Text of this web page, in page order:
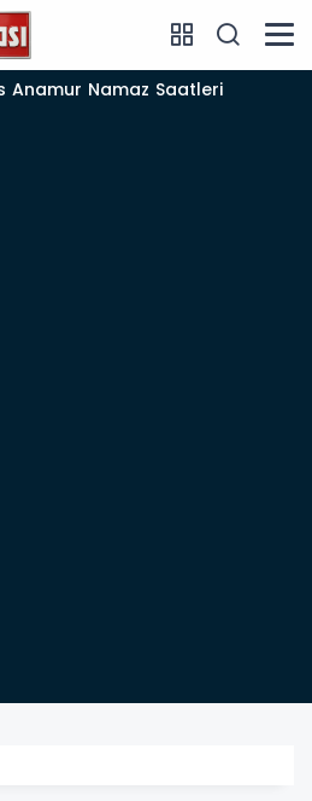
08-2026 nöbetçi Eczane